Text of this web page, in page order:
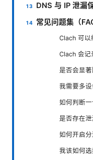
DNS 与 IP 泄漏
常见问题集（
Clach 可以
Clach 会记
是否会显著
我需要多设
如何判断一
是否存在泄
如何开启分
我该如何选